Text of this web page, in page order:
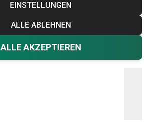
EINSTELLUNGEN
ALLE ABLEHNEN
ALLE AKZEPTIEREN